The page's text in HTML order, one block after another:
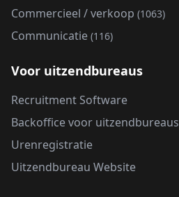
Commercieel / verkoop (1063)
Communicatie (116)
Voor uitzendbureaus
Recruitment Software
Backoffice voor uitzendbureaus
Urenregistratie
Uitzendbureau Website